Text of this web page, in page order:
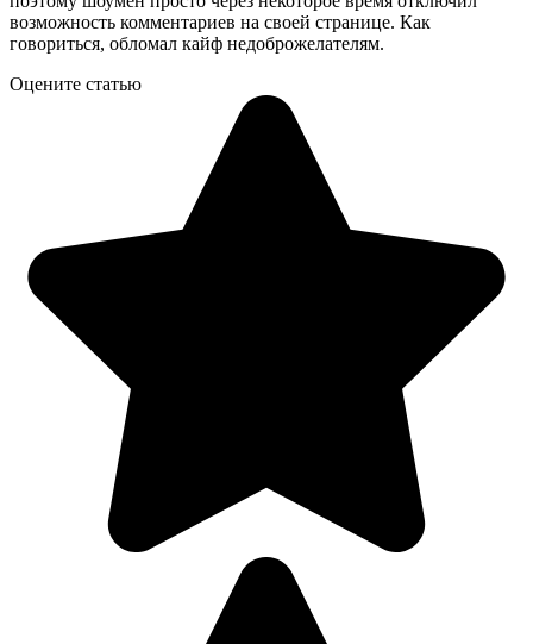
возможность комментариев на своей странице. Как
говориться, обломал кайф недоброжелателям.
Оцените статью